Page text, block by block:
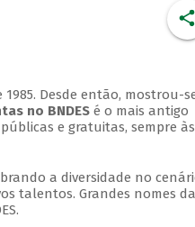
Desde então, mostrou-
no BNDESé o mais antigo
e gratuitas, sempre às
a diversidade no
talentos. Grandes nomes da